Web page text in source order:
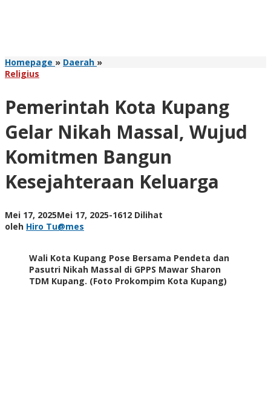
Homepage » Daerah »Pemerintah
Nikah
Wujud
Komitmen
Bangun
Kesejahteraan
Keluarga
Religius
Pemerintah Kota Kupang
Gelar Nikah Massal, Wujud
Komitmen Bangun
Kesejahteraan Keluarga
Mei 17, 2025Mei 17, 2025oleh
-1612 Dilihat
oleh Hiro Tu@mes
Wali Kota Kupang Pose Bersama Pendeta dan
Pasutri Nikah Massal di GPPS Mawar Sharon
TDM Kupang. (Foto Prokompim Kota Kupang)